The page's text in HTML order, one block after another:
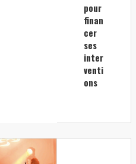
pour
finan
cer
ses
inter
venti
ons